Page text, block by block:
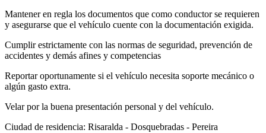
Mantener en regla los documentos que como conductor se requieren
y asegurarse que el vehículo cuente con la documentación exigida.
Cumplir estrictamente con las normas de seguridad, prevención de
accidentes y demás afines y competencias
Reportar oportunamente si el vehículo necesita soporte mecánico o
algún gasto extra.
Velar por la buena presentación personal y del vehículo.
Ciudad de residencia: Risaralda - Dosquebradas - Pereira